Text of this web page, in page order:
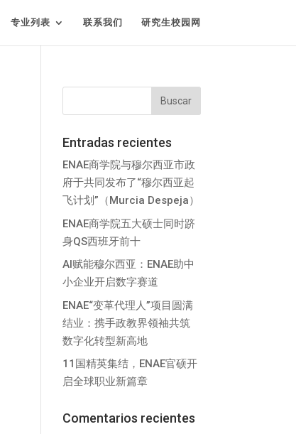
专业列表 联系我们 研究生校园网
Entradas recientes
ENAE商学院与穆尔西亚市政
府于共同发布了“穆尔西亚起
飞计划”（Murcia Despeja）
ENAE商学院五大硕士同时跻
身QS西班牙前十
AI赋能穆尔西亚：ENAE助中
小企业开启数字赛道
ENAE“变革代理人”项目圆满
结业：携手政教界领袖共筑
数字化转型新高地
11国精英集结，ENAE官硕开
启全球职业新篇章
Comentarios recientes